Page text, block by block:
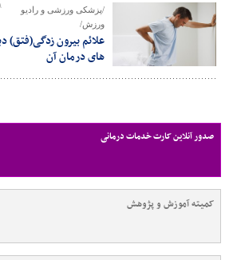
/پزشکی ورزشی و رادیو
ورزش/
علائم بیرون زدگی(فتق)
های درمان آن
صدور آنلاین کارت خدمات درمانی
کمیته آموزش و پژوهش